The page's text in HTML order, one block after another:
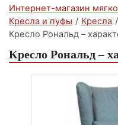
Интернет-магазин
Кресла и пуфы / Кресла /
Кресло Рональд –
Кресло Рональд –